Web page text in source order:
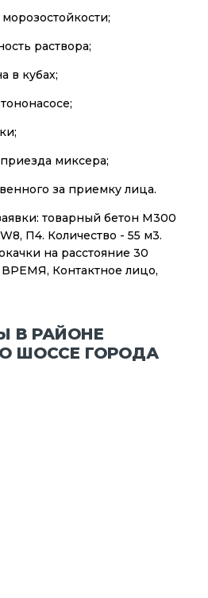
раствора;
в кубах;
миксера;
за приемку лица.
товарный бетон М300
П4. Количество - 55 м3.
на расстояние 30
Контактное лицо,
В РАЙОНЕ
ШОССЕ ГОРОДА